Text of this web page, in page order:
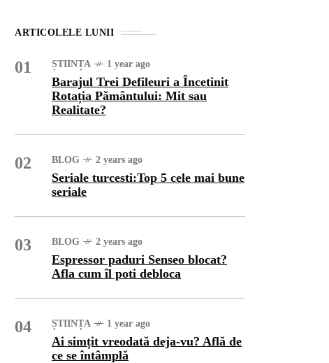
ARTICOLELE LUNII
01 ȘTIINȚA 1 year ago
Barajul Trei Defileuri a Încetinit
Rotația Pământului: Mit sau
Realitate?
02 BLOG 2 years ago
Seriale turcesti:Top 5 cele mai bune
seriale
03 BLOG 2 years ago
Espressor paduri Senseo blocat?
Afla cum îl poti debloca
04 ȘTIINȚA 1 year ago
Ai simțit vreodată deja-vu? Află de
ce se întâmplă
NATURĂ 1 year ago
Barajul Trei Defileuri a
Încetinit Rotația Pământului:
Mit sau Realitate?
Seriale turcesti:Top 5 cele mai
bune seriale